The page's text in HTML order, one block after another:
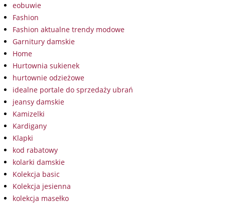
eobuwie
Fashion
Fashion aktualne trendy modowe
Garnitury damskie
Home
Hurtownia sukienek
hurtownie odzieżowe
idealne portale do sprzedaży ubrań
jeansy damskie
Kamizelki
Kardigany
Klapki
kod rabatowy
kolarki damskie
Kolekcja basic
Kolekcja jesienna
kolekcja masełko